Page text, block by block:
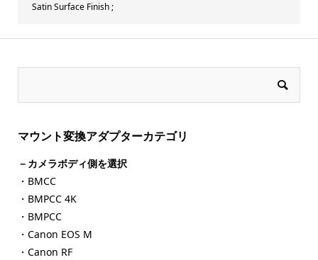
Satin Surface Finish ;
マウント変換アダプターカテゴリ
－カメラボディ側を選択
・BMCC
・BMPCC 4K
・BMPCC
・Canon EOS M
・Canon RF